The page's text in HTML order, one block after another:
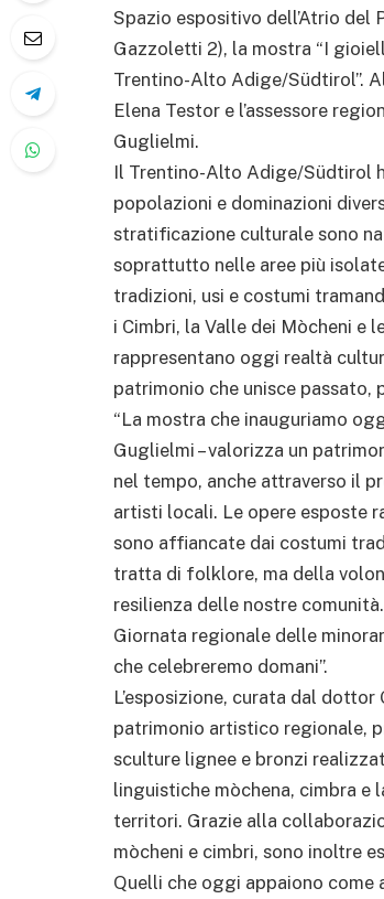
Spazio espositivo dell’Atrio del
Gazzoletti 2), la mostra “I
Trentino-Alto Adige/Südtirol”.
Elena Testor e l’assessore
Guglielmi.
Il Trentino-Alto Adige/Südtirol
popolazioni e dominazioni
stratificazione culturale sono
soprattutto nelle aree più
tradizioni, usi e costumi
i Cimbri, la Valle dei Mòcheni e
rappresentano oggi realtà
patrimonio che unisce passato,
“La mostra che inauguriamo
Guglielmi – valorizza un
nel tempo, anche attraverso il
artisti locali. Le opere esposte
sono affiancate dai costumi
tratta di folklore, ma della
resilienza delle nostre
Giornata regionale delle
che celebreremo domani”.
L’esposizione, curata dal
patrimonio artistico regionale,
sculture lignee e bronzi
linguistiche mòchena, cimbra e
territori. Grazie alla
mòcheni e cimbri, sono inoltre
Quelli che oggi appaiono